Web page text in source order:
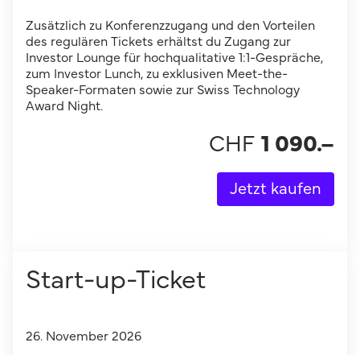
Zusätzlich zu Konferenzzugang und den Vorteilen
des regulären Tickets erhältst du Zugang zur
Investor Lounge für hochqualitative 1:1-Gespräche,
zum Investor Lunch, zu exklusiven Meet-the-
Speaker-Formaten sowie zur Swiss Technology
Award Night.
CHF 1 090.–
Jetzt kaufen
Start-up-Ticket
26. November 2026